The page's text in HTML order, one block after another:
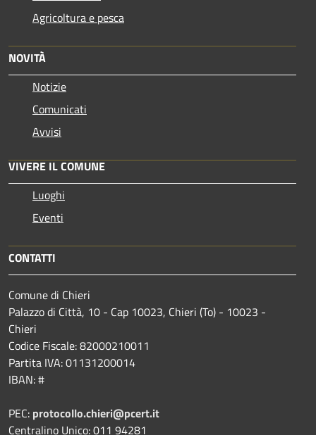
Agricoltura e pesca
NOVITÀ
Notizie
Comunicati
Avvisi
VIVERE IL COMUNE
Luoghi
Eventi
CONTATTI
Comune di Chieri
Palazzo di Città, 10 - Cap 10023, Chieri (To) - 10023 -
Chieri
Codice Fiscale: 82000210011
Partita IVA: 01131200014
IBAN: #
PEC: protocollo.chieri@pcert.it
Centralino Unico: 011 94281